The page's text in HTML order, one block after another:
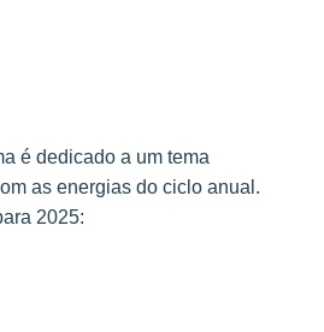
é dedicado a um tema
as energias do ciclo anual.
2025: